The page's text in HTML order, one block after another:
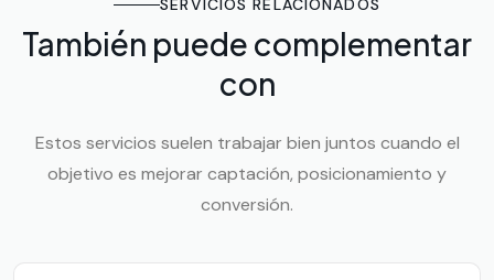
SERVICIOS RELACIONADOS
También puede complementar
con
Estos servicios suelen trabajar bien juntos cuando el
objetivo es mejorar captación, posicionamiento y
conversión.